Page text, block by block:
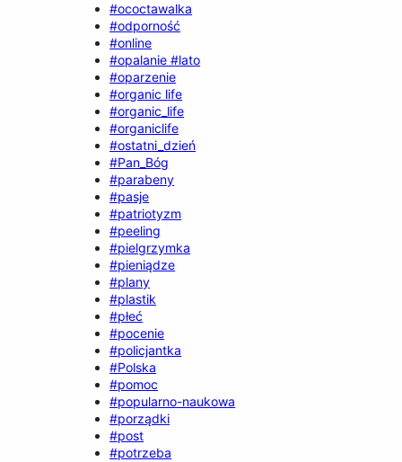
#ococtawalka
#odporność
#online
#opalanie #lato
#oparzenie
#organic life
#organic_life
#organiclife
#ostatni_dzień
#Pan_Bóg
#parabeny
#pasje
#patriotyzm
#peeling
#pielgrzymka
#pieniądze
#plany
#plastik
#płeć
#pocenie
#policjantka
#Polska
#pomoc
#popularno-naukowa
#porządki
#post
#potrzeba